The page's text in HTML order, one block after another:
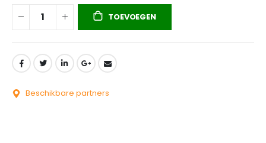
TOEVOEGEN
Beschikbare partners